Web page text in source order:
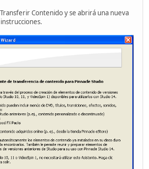
Contenido y se abrirá una nueva